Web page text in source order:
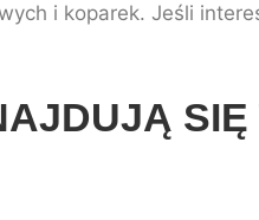
i koparek. Jeśli
SIĘ